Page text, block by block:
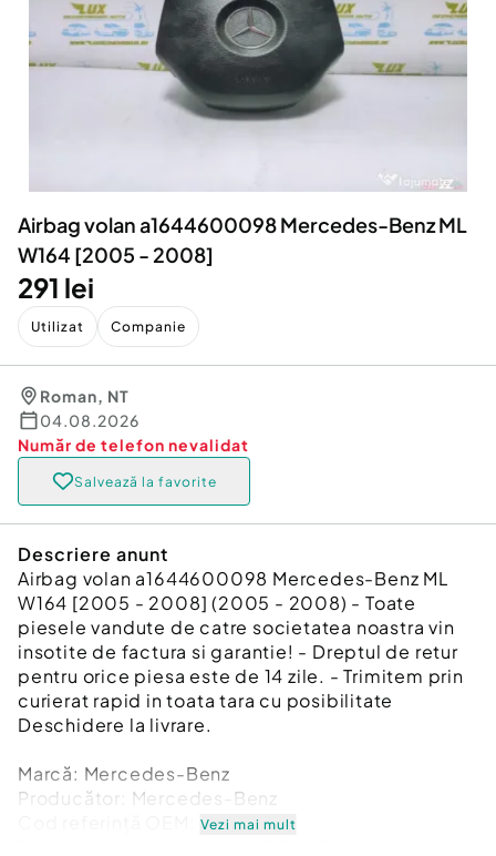
Servicii
Animale de companie
Afaceri și echipamente profesionale
Inchiriere Bunuri si Vehicule
Utilaje agricole si industriale
Piese auto si accesorii
Dacia Duster
Airbag volan a1644600098 Mercedes-Benz ML
W164 [2005 - 2008]
291 lei
Utilizat Companie
Roman, NT
04.08.2026
Număr de telefon nevalidat
Salvează la favorite
Descriere anunt
Airbag volan a1644600098 Mercedes-Benz ML
W164 [2005 - 2008] (2005 - 2008) - Toate
piesele vandute de catre societatea noastra vin
insotite de factura si garantie! - Dreptul de retur
pentru orice piesa este de 14 zile. - Trimitem prin
curierat rapid in toata tara cu posibilitate
Deschidere la livrare.
Marcă: Mercedes-Benz
Producător: Mercedes-Benz
Cod referinţă OEM: 38141121
Vezi mai mult